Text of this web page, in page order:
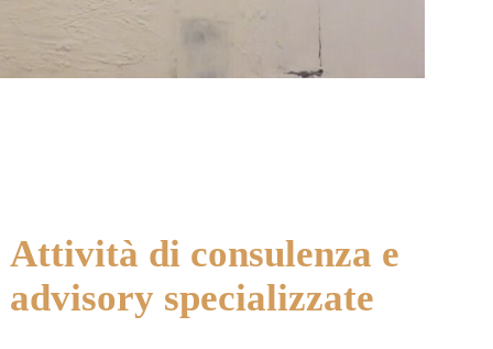
Attività di consulenza e
advisory specializzate